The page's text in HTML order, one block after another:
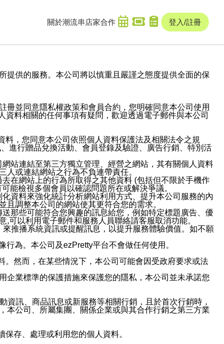
關於潮流串 店家合作 登入/註冊
提供的服務。本公司將以慎重且嚴謹之態度提供全面的保
並同意隱私權政策和會員合約，您明確同意本公司使用
料相關的任何事項有疑問，歡迎透過電子郵件與本公司
，您同意本公司依照個人資料保護法及相關法令之規
進行贈品兌換活動、會員登錄及驗證、廣告行銷、特別活
站連結至第三方獨立管理、經營之網站，其有關個人資料
或連結網站之行為不負連帶責任。
在網站上的行為所取得之其他資料 (包括但不限於手機作
能檢視多個會員以確認問題所在或解決爭議。
資料來強化統計分析網站利用方式、提升本公司服務的內
調整本公司的網站使其更符合您的需求。
那些可能符合您興趣的訊息給您，例如特定標題廣告、優
可以利用電子郵件和服務人員聯絡請客服取消功能。
推播系統資訊或提醒訊息，以提升服務體驗價值。如不願
為。本公司及ezPretty平台不會做任何使用。
然而，在某些情況下，本公司可能會因受政府要求或法
企業標準的保護措施來保護您的隱私，本公司並未承諾您
訊、商品訊息或新服務等相關行銷，且於首次行銷時，
本公司、所屬集團、關係企業或與其合作行銷之第三方業
存、處理或利用您的個人資料。